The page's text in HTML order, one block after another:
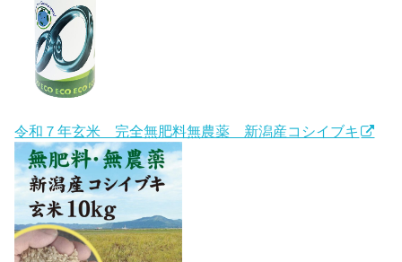
令和７年玄米 完全無肥料無農薬 新潟産コシイブキ